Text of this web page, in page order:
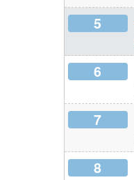
5
6
7
8